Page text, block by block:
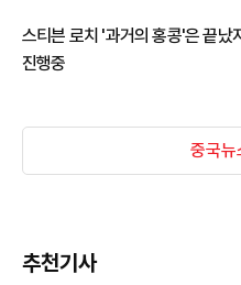
스티븐 로치 '과거의 홍콩'은 끝났
진행중
중국뉴
추천기사